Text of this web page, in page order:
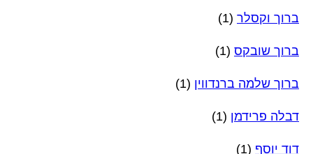
ברוך וקסלר (1)
ברוך שובקס (1)
ברוך שלמה ברנדווין (1)
דבלה פרידמן (1)
דוד יוסף (1)